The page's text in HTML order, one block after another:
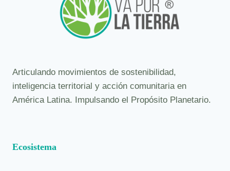
Articulando movimientos de sostenibilidad,
inteligencia territorial y acción comunitaria en
América Latina. Impulsando el Propósito Planetario.
Ecosistema